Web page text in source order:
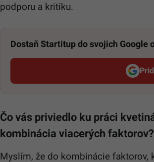
podporu a kritiku.
Dostaň Startitup do svojich Google
Čo vás priviedlo ku práci
kombinácia viacerých faktorov?
Myslím, že do kombinácie faktorov,